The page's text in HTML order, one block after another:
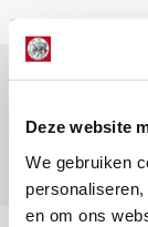
Deze website
We gebruiken
en om ons
Word
PRIJSVRAAG